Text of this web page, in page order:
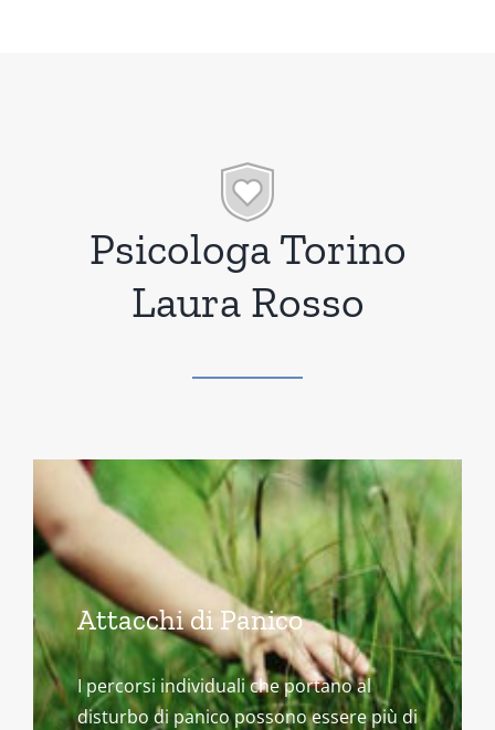
Psicologa Torino
Laura Rosso
Attacchi di Panico
I percorsi individuali che portano al
disturbo di panico possono essere più di